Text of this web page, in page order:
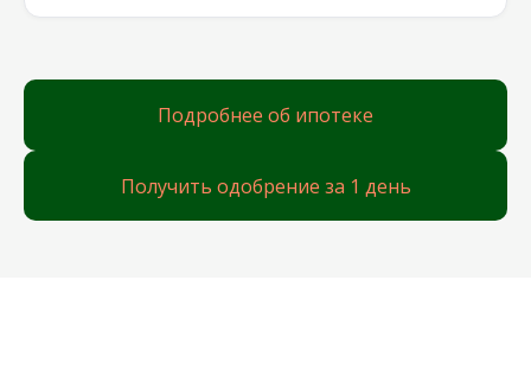
Подробнее об ипотеке
Получить одобрение за 1 день